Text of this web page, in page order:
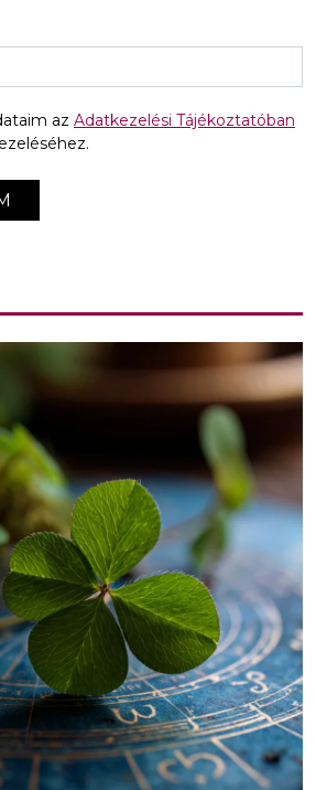
az Adatkezelési Tájékoztatóban